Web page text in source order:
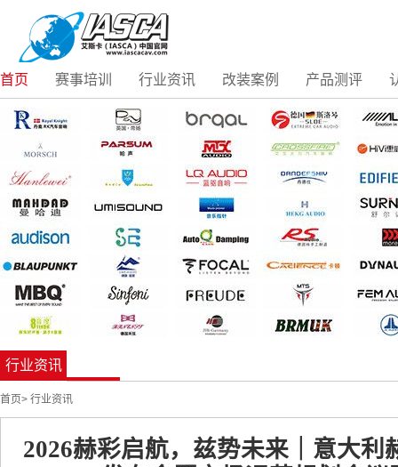
首页 赛事培训 行业资讯 改装案例 产品测评
行业资讯
首页> 行业资讯
2026赫彩启航，兹势未来｜意大利